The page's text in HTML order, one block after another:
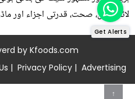
لائف ٹپس، صحت، قدرتی اجزاء اور
by Kfoods.com
| Privacy Policy | Advertising
↑
Get Alerts